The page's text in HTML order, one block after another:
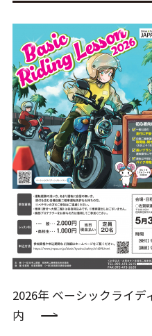
2026年 ベーシックライ
内